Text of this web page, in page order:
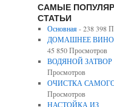
САМЫЕ
СТАТЬИ
Основная- 238 398
ДОМАШНЕЕ ВИНО
45 850 Просмотров
ВОДЯНОЙ ЗАТВОР
Просмотров
ОЧИСТКА
Просмотров
НАСТОЙКА ИЗ